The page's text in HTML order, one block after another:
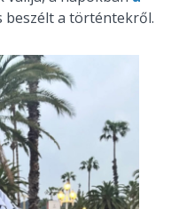
beszélt a történtekről.